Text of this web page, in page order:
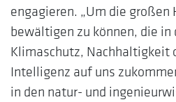
engagieren. „Um die großen
bewältigen zu können, die in
Klimaschutz, Nachhaltigkeit
Intelligenz auf uns
in den natur- und